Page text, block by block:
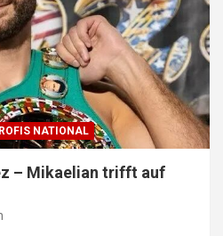
NATIONAL
– Mikaelian trifft auf